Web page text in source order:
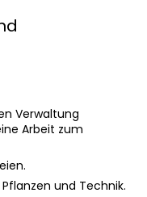
Verwaltung
Arbeit zum
und Technik.